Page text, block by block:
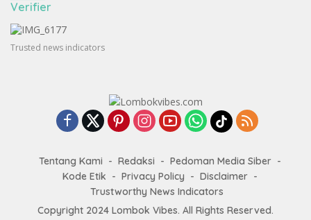
Verifier
Trusted news indicators
Tentang Kami Redaksi
Pedoman Media Siber
Kode Etik
Privacy Policy
Disclaimer
Trustworthy News Indicators
Copyright 2024 Lombok Vibes. All Rights Reserved.